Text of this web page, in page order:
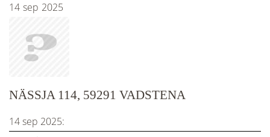
14 sep 2025
NÄSSJA 114, 59291 VADSTENA
14 sep 2025: